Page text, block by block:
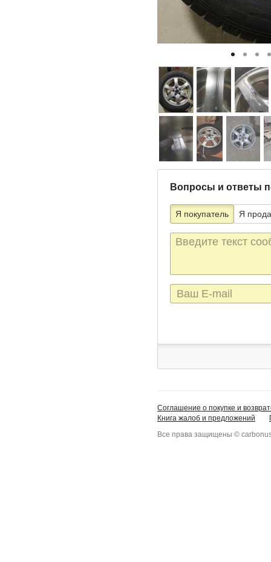
Вопросы и ответы
Я покупатель Я
Текст
сообщения
E-
mail
Соглашение о покупке и
Книга жалоб и предложений
Все права защищены ©